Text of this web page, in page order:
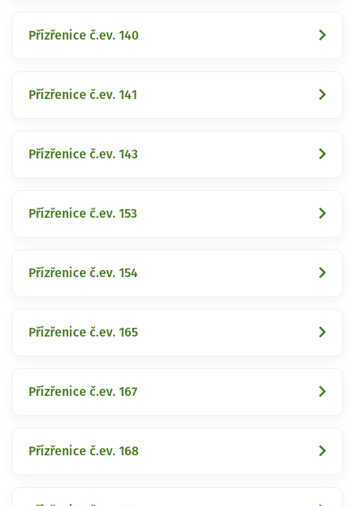
Přízřenice č.ev. 140
Přízřenice č.ev. 141
Přízřenice č.ev. 143
Přízřenice č.ev. 153
Přízřenice č.ev. 154
Přízřenice č.ev. 165
Přízřenice č.ev. 167
Přízřenice č.ev. 168